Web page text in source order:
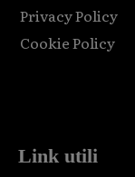
Privacy Policy
Cookie Policy
Link utili